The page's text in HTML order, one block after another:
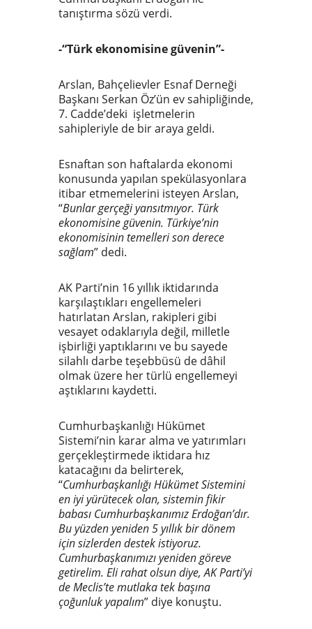
tanıştırma sözü verdi.
-“Türk ekonomisine güvenin”-
Arslan, Bahçelievler Esnaf Derneği
Başkanı Serkan Öz’ün ev sahipliğinde,
7. Cadde’deki işletmelerin
sahipleriyle de bir araya geldi.
Esnaftan son haftalarda ekonomi
konusunda yapılan spekülasyonlara
itibar etmemelerini isteyen Arslan,
“Bunlar gerçeği yansıtmıyor. Türk
ekonomisine güvenin. Türkiye’nin
ekonomisinin temelleri son derece
sağlam” dedi.
AK Parti’nin 16 yıllık iktidarında
karşılaştıkları engellemeleri
hatırlatan Arslan, rakipleri gibi
vesayet odaklarıyla değil, milletle
işbirliği yaptıklarını ve bu sayede
silahlı darbe teşebbüsü de dâhil
olmak üzere her türlü engellemeyi
aştıklarını kaydetti.
Cumhurbaşkanlığı Hükümet
Sistemi’nin karar alma ve yatırımları
gerçekleştirmede iktidara hız
katacağını da belirterek,
“Cumhurbaşkanlığı Hükümet Sistemini
en iyi yürütecek olan, sistemin fikir
babası Cumhurbaşkanımız Erdoğan’dır.
Bu yüzden yeniden 5 yıllık bir dönem
için sizlerden destek istiyoruz.
Cumhurbaşkanımızı yeniden göreve
getirelim. Eli rahat olsun diye, AK Parti’yi
de Meclis’te mutlaka tek başına
çoğunluk yapalım” diye konuştu.